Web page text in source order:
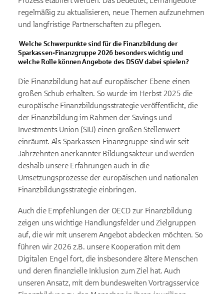
regelmäßig zu aktualisieren, neue Themen aufzunehmen
und langfristige Partnerschaften zu pflegen.
Welche Schwerpunkte sind für die Finanzbildung der
Sparkassen-Finanzgruppe 2026 besonders wichtig und
welche Rolle können Angebote des DSGV dabei spielen?
Die Finanzbildung hat auf europäischer Ebene einen
großen Schub erhalten. So wurde im Herbst 2025 die
europäische Finanzbildungsstrategie veröffentlicht, die
der Finanzbildung im Rahmen der Savings und
Investments Union (SIU) einen großen Stellenwert
einräumt. Als Sparkassen-Finanzgruppe sind wir seit
Jahrzehnten anerkannter Bildungsakteur und werden
deshalb unsere Erfahrungen auch in die
Umsetzungsprozesse der europäischen und nationalen
Finanzbildungsstrategie einbringen.
Auch die Empfehlungen der OECD zur Finanzbildung
zeigen uns wichtige Handlungsfelder und Zielgruppen
auf, die wir mit unserem Angebot abdecken möchten. So
führen wir 2026 z.B. unsere Kooperation mit dem
Digitalen Engel fort, die insbesondere ältere Menschen
und deren finanzielle Inklusion zum Ziel hat. Auch
unseren Ansatz, mit dem bundesweiten Vortragsservice